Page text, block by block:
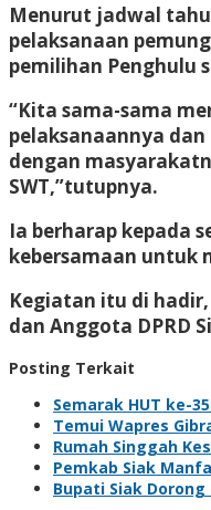
Menurut jadwal
pelaksanaan
pemilihan Penghulu
“Kita sama-sama
pelaksanaannya
dengan
SWT,”tutupnya.
Ia berharap kepada
kebersamaan untuk
Kegiatan itu di hadir,
dan Anggota DPRD
Posting Terkait
Semarak HUT ke-
Temui Wapres
Rumah Singgah
Pemkab Siak
Bupati Siak Dorong